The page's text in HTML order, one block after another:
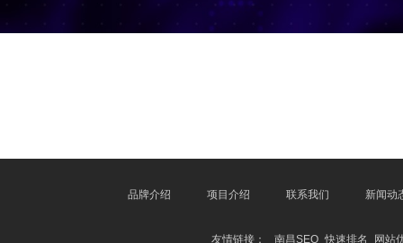
品牌介绍 项目介绍 联系我们 新闻动
友情链接： 南昌SEO_快速排名_网站